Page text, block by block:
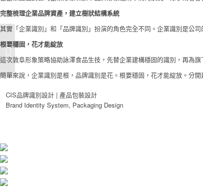
完整梳理企業品牌資產，建立樹狀結構系統
其實「企業識別」和「品牌識別」扮演的角色完全不同。企業識別是公
根要穩固，花才能綻放
這次敦阜形象策略協助詠澤食品生技，先替企業建構穩固的識別，再為
簡單來說，企業識別是根，品牌識別是花。根要穩固，花才能綻放。分
CIS品牌識別設計 | 產品包裝設計
Brand Identity System, Packaging Design
水易購-CIS企業識別系
統